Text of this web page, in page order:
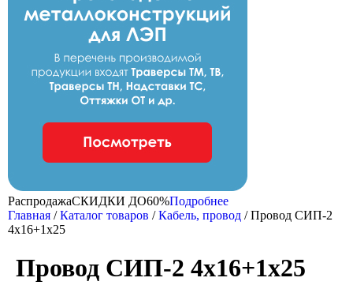
РаспродажаCКИДКИ ДО60%Подробнее
Главная /Каталог товаров /Кабель, провод /Провод СИП-2
4х16+1х25
Провод СИП-2 4х16+1х25